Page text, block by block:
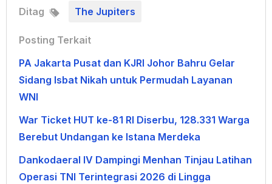
Ditag The Jupiters
Posting Terkait
PA Jakarta Pusat dan KJRI Johor Bahru Gelar
Sidang Isbat Nikah untuk Permudah Layanan
WNI
War Ticket HUT ke-81 RI Diserbu, 128.331 Warga
Berebut Undangan ke Istana Merdeka
Dankodaeral IV Dampingi Menhan Tinjau Latihan
Operasi TNI Terintegrasi 2026 di Lingga